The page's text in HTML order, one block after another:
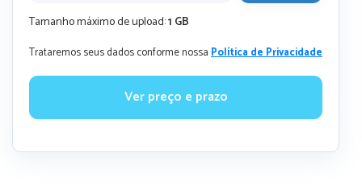
Tamanho máximo de upload:1 GB
Trataremos seus dados conforme nossaPolítica de Privacidade
Ver preço e prazo